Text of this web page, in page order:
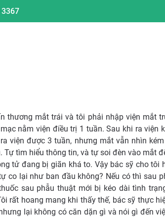
3367
thương mắt trái và tôi phải nhập viện mắt
nằm viện điều trị 1 tuần. Sau khi ra viện
viện được 3 tuần, nhưng mắt vẫn nhìn
Tự tìm hiểu thông tin, và tự soi đèn vào mắt
tử đang bị giãn khá to. Vậy bác sỹ cho tôi
co lại như ban đầu không? Nếu có thì sau
sau phẫu thuật mới bị kéo dài tình
rất hoang mang khi thấy thế, bác sỹ thực
lại không có căn dặn gì và nói gì đến